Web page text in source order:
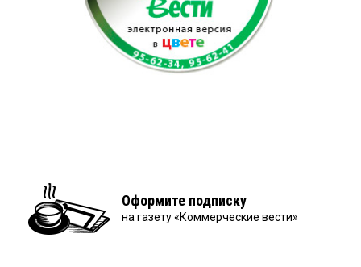
Оформите подписку
на газету «Коммерческие вести»